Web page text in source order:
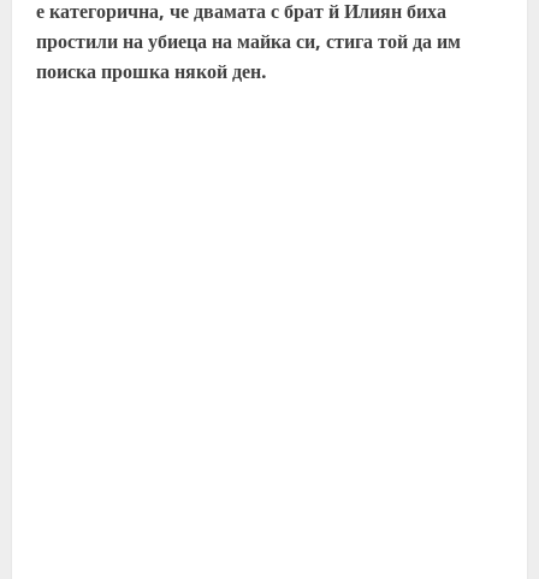
е категорична, че двамата с брат й Илиян биха
простили на убиеца на майка си, стига той да им
поиска прошка някой ден.